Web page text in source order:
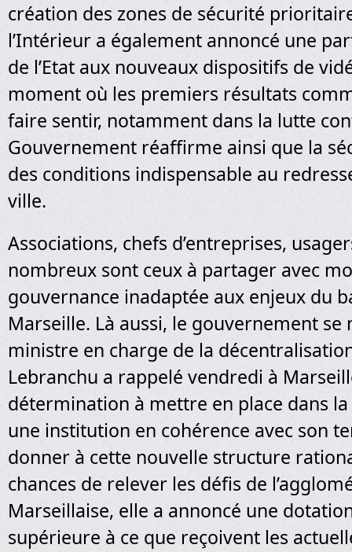
création des zones de sécurité
l’Intérieur a également annoncé une
de l’Etat aux nouveaux dispositifs de
moment où les premiers résultats
faire sentir, notamment dans la lutte
Gouvernement réaffirme ainsi que la
des conditions indispensable au
ville.
Associations, chefs d’entreprises,
nombreux sont ceux à partager avec
gouvernance inadaptée aux enjeux du
Marseille. Là aussi, le gouvernement se
ministre en charge de la
Lebranchu a rappelé vendredi à
détermination à mettre en place dans
une institution en cohérence avec son
donner à cette nouvelle structure
chances de relever les défis de
Marseillaise, elle a annoncé une
supérieure à ce que reçoivent les